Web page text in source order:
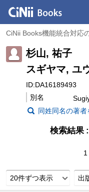
CiNii Books機能統合対応
杉山, 祐子
スギヤマ, ユ
ID:DA16189493
別名
同姓同名の著者
検索結果
20件ずつ表示 出